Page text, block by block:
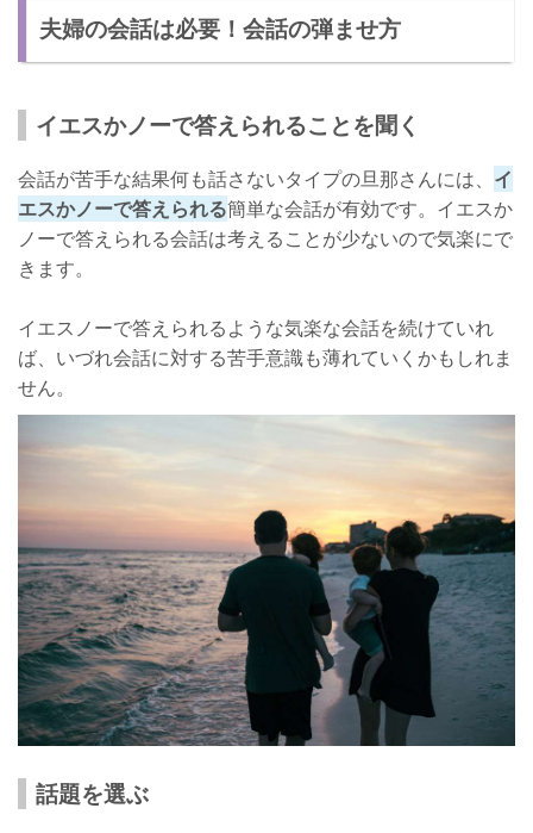
夫婦の会話は必要！会話の弾ませ方
イエスかノーで答えられることを聞く
会話が苦手な結果何も話さないタイプの旦那さんには、 イ
エスかノーで答えられる簡単な会話が有効です。イエスか
ノーで答えられる会話は考えることが少ないので気楽にで
きます。
イエスノーで答えられるような気楽な会話を続けていれ
ば、いづれ会話に対する苦手意識も薄れていくかもしれま
せん。
話題を選ぶ